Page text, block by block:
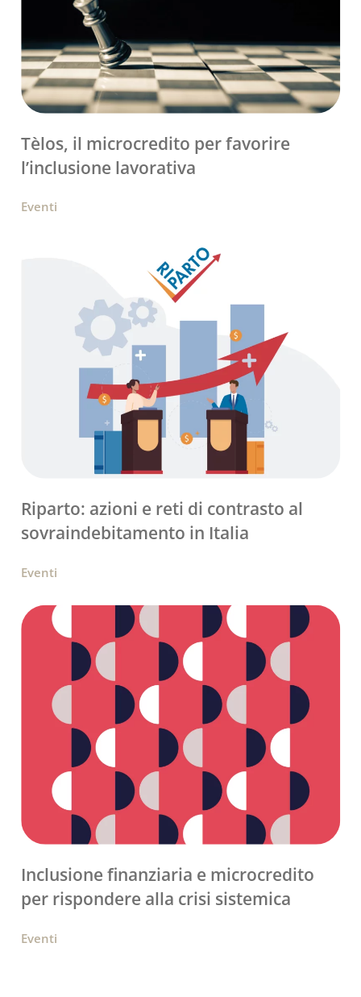
Tèlos, il microcredito per favorire
l’inclusione lavorativa
Eventi
Riparto: azioni e reti di contrasto al
sovraindebitamento in Italia
Eventi
Inclusione finanziaria e microcredito
per rispondere alla crisi sistemica
Eventi